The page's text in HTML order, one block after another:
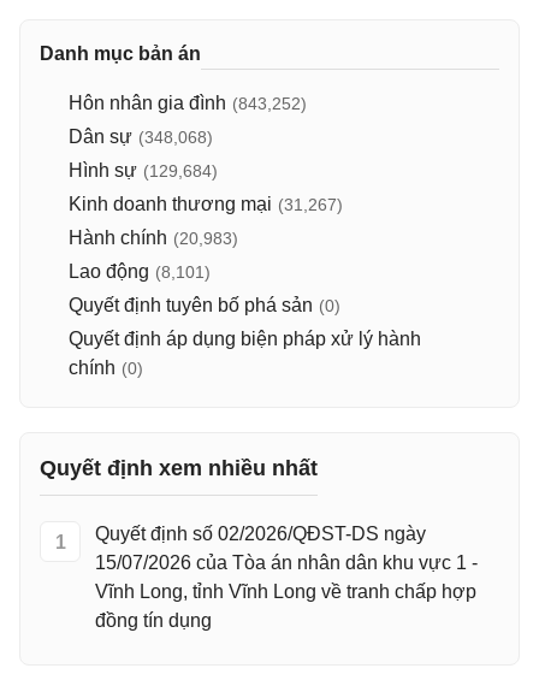
Danh mục bản án
Hôn nhân gia đình (843,252)
Dân sự (348,068)
Hình sự (129,684)
Kinh doanh thương mại (31,267)
Hành chính (20,983)
Lao động (8,101)
Quyết định tuyên bố phá sản (0)
Quyết định áp dụng biện pháp xử lý hành
chính (0)
Quyết định xem nhiều nhất
1
Quyết định số 02/2026/QĐST-DS ngày
15/07/2026 của Tòa án nhân dân khu vực 1 -
Vĩnh Long, tỉnh Vĩnh Long về tranh chấp hợp
đồng tín dụng